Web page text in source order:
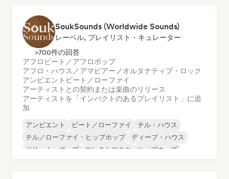
SoukSounds (Worldwide Sounds)
レーベル, プレイリスト・キュレーター
>700件の回答
アフロビート／アフロポップ
アフロ・ハウス／アマピアーノ オルタナティブ・ロック
アンビエント ビート／ローファイ
アーティストとの契約または楽曲のリリース
アーティストを「インパクトのあるプレイリスト」に追
加
アンビエント ビート／ローファイ
チル・ハウス
チル／ローファイ・ヒップホップ
ディープ・ハウス
ドリーム・ポップ
エレクトロニカ ヒップホップ